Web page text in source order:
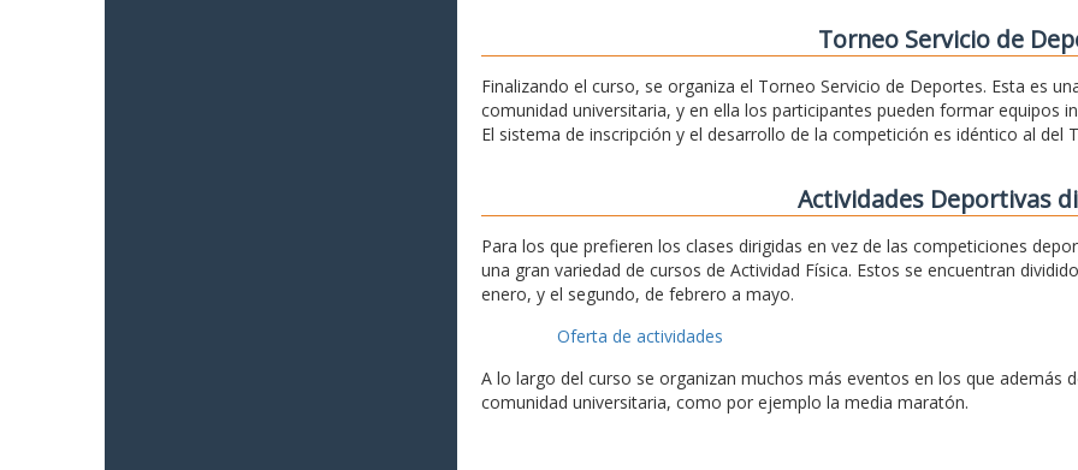
Torneo Servicio de
Finalizando el curso, se organiza el Torneo Servicio de Deportes. Esta es
comunidad universitaria, y en ella los participantes pueden formar equipos
El sistema de inscripción y el desarrollo de la competición es idéntico al del
Actividades Deportivas
Para los que prefieren los clases dirigidas en vez de las competiciones
una gran variedad de cursos de Actividad Física. Estos se encuentran
enero, y el segundo, de febrero a mayo.
Oferta de actividades
A lo largo del curso se organizan muchos más eventos en los que además
comunidad universitaria, como por ejemplo la media maratón.